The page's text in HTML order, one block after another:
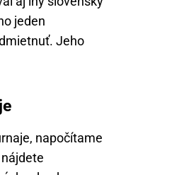
jeden
Jeho
napočítame